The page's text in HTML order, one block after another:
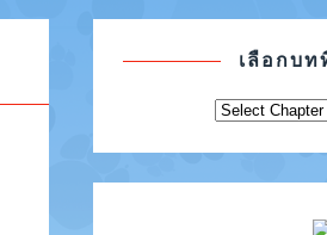
เลือกบ